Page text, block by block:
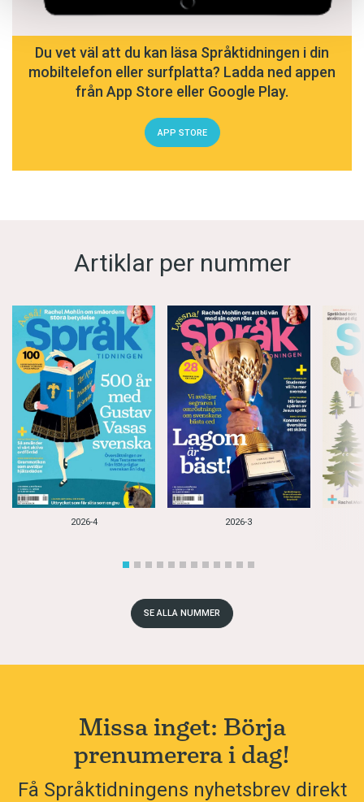
Du vet väl att du kan läsa Språktidningen i din
mobiltelefon eller surfplatta? Ladda ned appen
från App Store eller Google Play.
APP STORE
Artiklar per nummer
2026-4 2026-3
SE ALLA NUMMER
Missa inget: Börja
prenumerera i dag!
Få Språktidningens nyhetsbrev direkt